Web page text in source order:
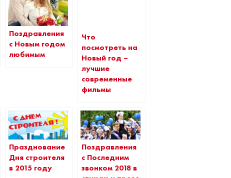
Поздравления
с Новым годом
любимым
Что
посмотреть на
Новый год –
лучшие
современные
фильмы
Празднование
Дня строителя
в 2015 году
Поздравления
с Последним
звонком 2018 в